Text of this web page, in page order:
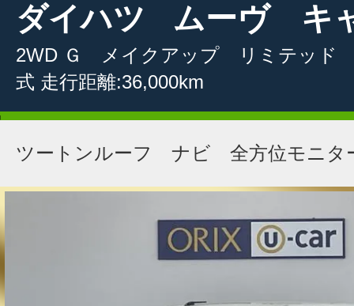
ダイハツ ムーヴ キ
2WD Ｇ メイクアップ リミテッド
式 走行距離:36,000km
ツートンルーフ ナビ 全方位モニタ